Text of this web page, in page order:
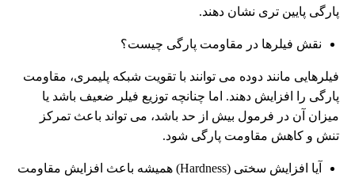
پارگی پایین تری نشان دهند.
نقش فیلرها در مقاومت پارگی چیست؟
فیلرهایی مانند دوده می توانند با تقویت شبکه پلیمری، مقاومت
پارگی را افزایش دهند. اما چنانچه توزیع فیلر ضعیف باشد یا
میزان آن در فرمول بیش از حد باشد، می تواند باعث تمرکز
تنش و کاهش مقاومت پارگی شود.
آیا افزایش سختی (Hardness) همیشه باعث افزایش مقاومت